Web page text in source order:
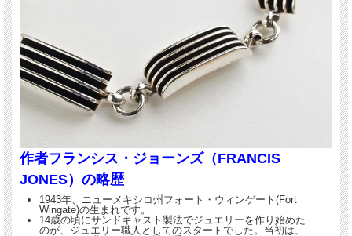
ィネイトをお楽しみいただける、長年人気のアイ
テムです。
作者フランシス・ジョーンズ（FRANCIS
JONES）の略歴
1943年、ニューメキシコ州フォート・ウィンゲート(Fort
Wingate)の生まれです。
14歳の頃にサンドキャスト製法でジュエリーを作り始めた
のが、ジュエリー職人としてのスタートでした。当初は、